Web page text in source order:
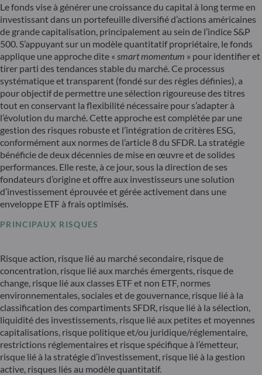
Le fonds vise à générer une croissance du capital à long terme en
investissant dans un portefeuille diversifié d’actions américaines
de grande capitalisation, principalement au sein de l’indice S&P
500. S’appuyant sur un modèle quantitatif propriétaire, le fonds
applique une approche dite « smart momentum » pour identifier et
tirer parti des tendances stable du marché. Ce processus
systématique et transparent (fondé sur des règles définies), a
pour objectif de permettre une sélection rigoureuse des titres
tout en conservant la flexibilité nécessaire pour s’adapter à
l’évolution du marché. Cette approche est complétée par une
gestion des risques robuste et l’intégration de critères ESG,
conformément aux normes de l’article 8 du SFDR. La stratégie
bénéficie de deux décennies de mise en œuvre et de solides
performances. Elle reste, à ce jour, sous la direction de ses
fondateurs d’origine et offre aux investisseurs une solution
d’investissement éprouvée et gérée activement dans une
enveloppe ETF à frais optimisés.
PRINCIPAUX RISQUES
Risque action, risque lié au marché secondaire, risque de
concentration, risque lié aux marchés émergents, risque de
change, risque lié aux classes ETF et non ETF, normes
environnementales, sociales et de gouvernance, risque lié à la
classification des compartiments SFDR, risque lié à la sélection,
liquidité des investissements, risque lié aux petites et moyennes
capitalisations, risque politique et/ou juridique/réglementaire,
restrictions réglementaires et risque spécifique à l’émetteur,
risque lié à la stratégie d’investissement, risque lié à la gestion
active, risques liés au modèle quantitatif.